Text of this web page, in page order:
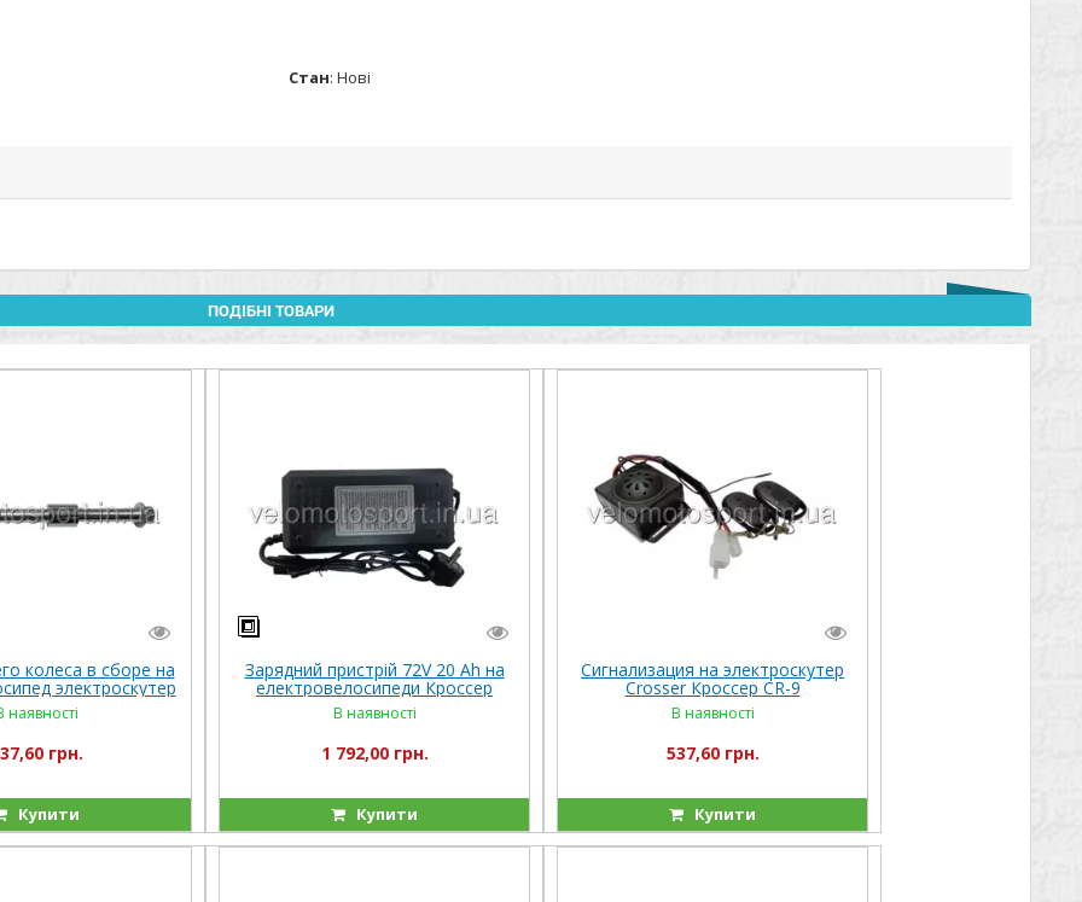
Стан: Нові
ПОДІБНІ ТОВАРИ
колеса в сборе на
электроскутер
Crosser CR 9
наявності
грн.
Купити
Зарядний пристрій 72V 20 Ah на
електровелосипеди Кроссер
Crosser
В наявності
1 792,00 грн.
Купити
Сигнализация на электроскутер
Crosser Кроссер CR-9
В наявності
537,60 грн.
Купити